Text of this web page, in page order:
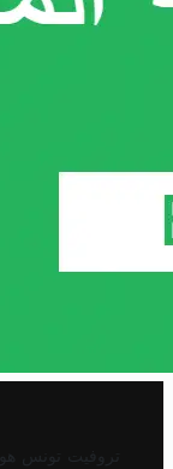
تروفيت تونس